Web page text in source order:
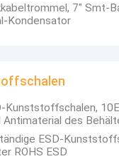
7" Smt-
Kondensator
Kunststoffschalen,
des
ESD-
ROHS ESD